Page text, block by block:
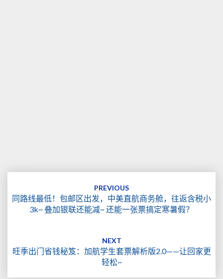
PREVIOUS
同路线最低！包邮区出发，中美直航商务舱，往返含税小
3k~ 叠加银联还能减~ 还能一张票搞定寒暑假？
NEXT
旺季出门省钱秘笈：加航学生套票解析版2.0——让回家更
轻松~